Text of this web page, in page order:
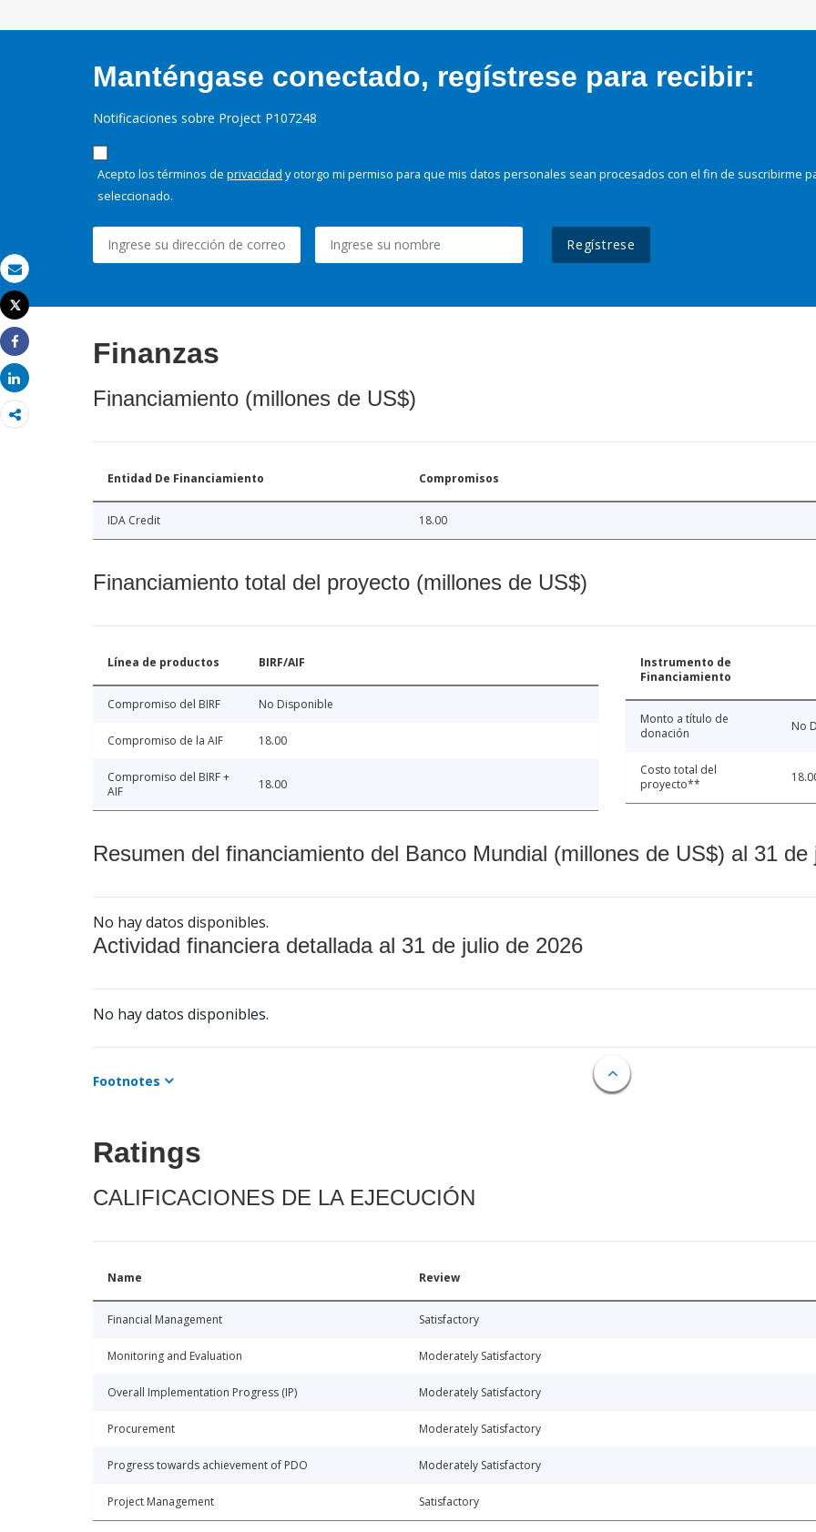
Correo electrónico
Imprimir
Tweet
Share
Share
Manténgase conectado, regístrese para recibir:
Notificaciones sobre Project P107248
Acepto los términos de privacidad y otorgo mi permiso para que mis datos personales sean procesados con el fin de suscribirme
seleccionado.
Regístrese
Finanzas
Financiamiento (millones de US$)
Entidad De Financiamiento Compromisos
IDA Credit 18.00
Financiamiento total del proyecto (millones de US$)
Línea de productos BIRF/AIF
Compromiso del BIRF No Disponible
Compromiso de la AIF 18.00
Compromiso del BIRF +
AIF
18.00
Instrumento de
Financiamiento
Monto a título de
donación
No
Costo total del
proyecto**
Resumen del financiamiento del Banco Mundial (millones de US$) al 31 de
No hay datos disponibles.
Actividad financiera detallada al 31 de julio de 2026
No hay datos disponibles.
Footnotes
Ratings
CALIFICACIONES DE LA EJECUCIÓN
Name Review
Financial Management Satisfactory
Monitoring and Evaluation Moderately Satisfactory
Overall Implementation Progress (IP) Moderately Satisfactory
Procurement Moderately Satisfactory
Progress towards achievement of PDO Moderately Satisfactory
Project Management Satisfactory